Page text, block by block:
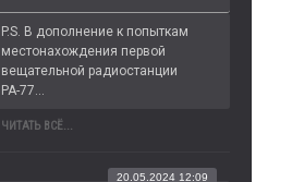
P.S. В дополнение к попыткам
местонахождения первой
вещательной радиостанции
РА-77...
ЧИТАТЬ ВСЁ...
20.05.2024 12:09